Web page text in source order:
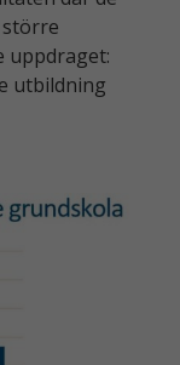
uppdraget:
utbildning